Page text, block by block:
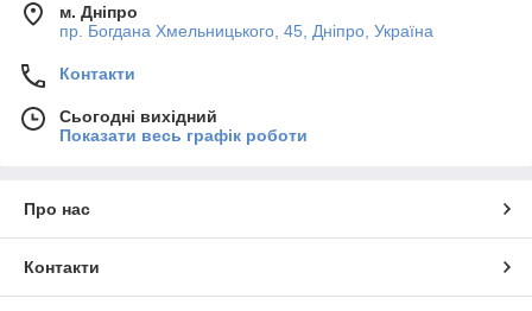
м. Дніпро
пр. Богдана Хмельницького, 45, Дніпро, Україна
Контакти
Сьогодні вихідний
Показати весь графік роботи
Про нас
Контакти